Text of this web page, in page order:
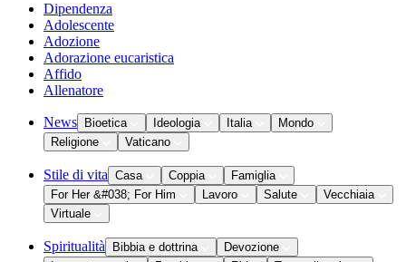
Dipendenza
Adolescente
Adozione
Adorazione eucaristica
Affido
Allenatore
News Bioetica Ideologia Italia
Mondo
Religione
Vaticano
Stile di vita Casa Coppia
Famiglia
For Her &#038; For Him
Lavoro Salute
Vecchiaia
Virtuale
Spiritualità Bibbia e dottrina
Devozione